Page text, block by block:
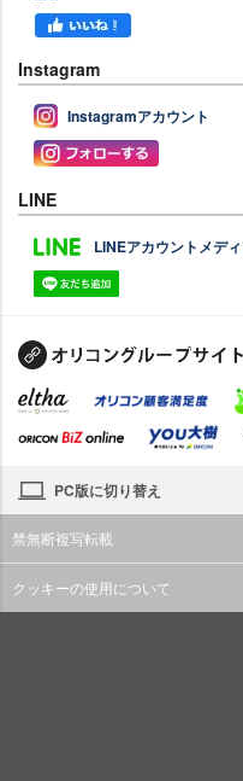
Instagram
Instagramアカウント
LINE
LINEアカウントメデ
PC版に切り替え
禁無断複写転載
クッキーの使用について